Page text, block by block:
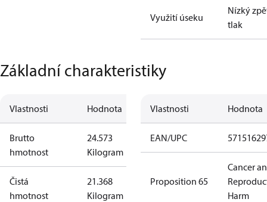
Využití úseku
Nízký
tlak
Základní charakteristiky
Vlastnosti Hodnota
Brutto
hmotnost
24.573
Kilogram
Čistá
hmotnost
21.368
Kilogram
Vlastnosti Hodnota
EAN/UPC
Proposition 65
Cancer
Harm